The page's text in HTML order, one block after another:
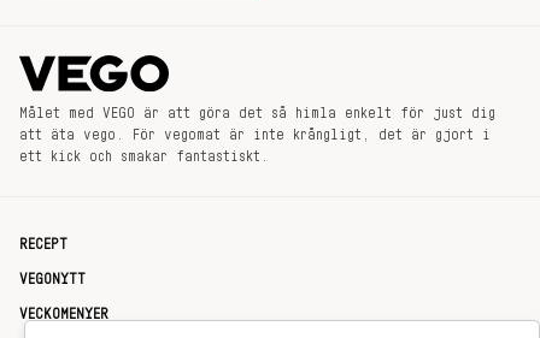
Målet med VEGO är att göra det så himla enkelt för just dig
att äta vego. För vegomat är inte krångligt, det är gjort i
ett kick och smakar fantastiskt.
RECEPT
VEGONYTT
VECKOMENYER